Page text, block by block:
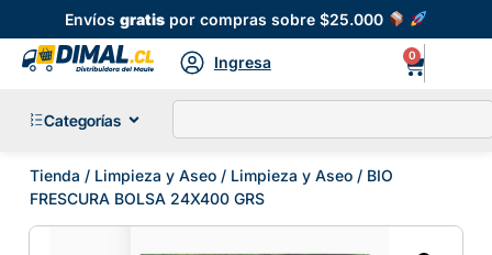
Envíosgratis por compras sobre $25.000
Ingresa 0
Categorías
Tienda / Limpieza y Aseo/ Limpieza y Aseo/ BIO
FRESCURA BOLSA 24X400 GRS